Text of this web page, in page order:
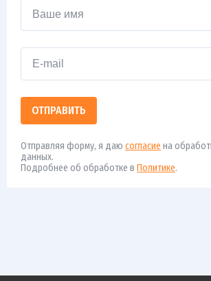
ОТПРАВИТЬ
Отправляя форму, я даю согласие на
данных.
Подробнее об обработке в Политике.